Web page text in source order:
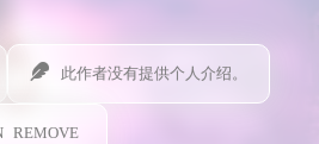
此作者没有提供个人介绍。
REMOVE